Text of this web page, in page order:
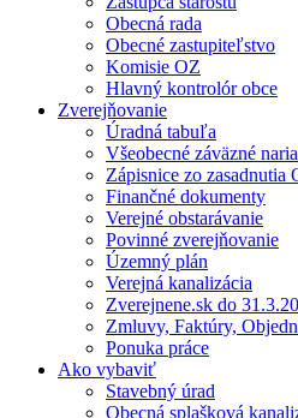
Obecná rada
Obecné zastupiteľstvo
Komisie OZ
Hlavný kontrolór obce
Zverejňovanie
Úradná tabuľa
Všeobecné záväzné
Zápisnice zo zasadnutia
Finančné dokumenty
Verejné obstarávanie
Povinné zverejňovanie
Územný plán
Verejná kanalizácia
Zverejnene.sk do
Zmluvy, Faktúry,
Ponuka práce
Ako vybaviť
Stavebný úrad
Obecná splašková